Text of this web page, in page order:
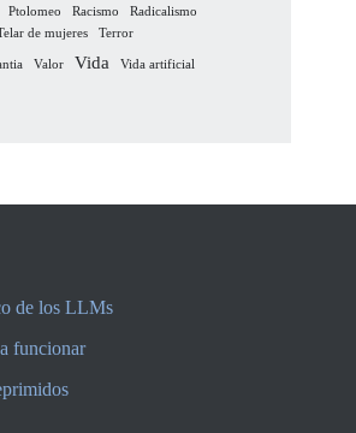
Ptolomeo Racismo
Radicalismo
de mujeres Terror
Valor Vida Vida artificial
de los LLMs
funcionar